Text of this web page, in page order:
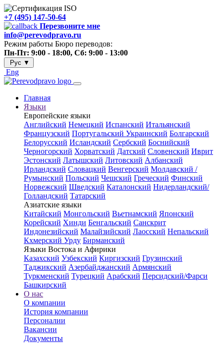
+7 (495) 147-50-64
Перезвоните мне
info@perevodpravo.ru
Режим работы Бюро переводов:
Пн-Пт: 9:00 - 18:00, Сб: 9:00 - 13:00
Рус ▼
Eng
Главная
Языки
Европейские языки
Английский Немецкий Испанский Итальянский
Французский Португальский Украинский Болгарский
Белорусский Исландский Сербский Боснийский
Черногорский Хорватский Датский Словенский Иврит
Эстонский Латышский Литовский Албанский
Ирландский Словацкий Венгерский Молдавский /
Румынский Польский Чешский Греческий Финский
Норвежский Шведский Каталонский Нидерландский/
Голландский Татарский
Азиатские языки
Китайский Монгольский Вьетнамский Японский
Корейский Хинди Бенгальский Санскрит
Индонезийский Малайзийский Лаосский Непальский
Кхмерский Урду Бирманский
Языки Востока и Афирики
Казахский Узбекский Киргизский Грузинский
Таджикский Азербайджанский Армянский
Туркменский Турецкий Арабский Персидский/Фарси
Башкирский
О нас
О компании
История компании
Персоналии
Вакансии
Документы